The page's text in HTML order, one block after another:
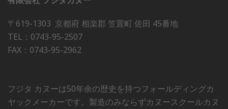
〒619-1303 京都府 相楽郡 笠置町 佐田 45番地
TEL：0743-95-2507
FAX：0743-95-2962
フジタ カヌーは50年余の歴史を持つフォールディングカ
ヤックメーカーです。製造のみならずカヌースクールカヌ